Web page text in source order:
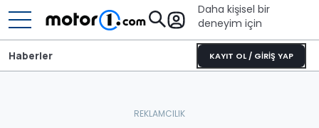
Daha kişisel bir
deneyim için
KAYIT OL / GİRİŞ YAP
Haberler